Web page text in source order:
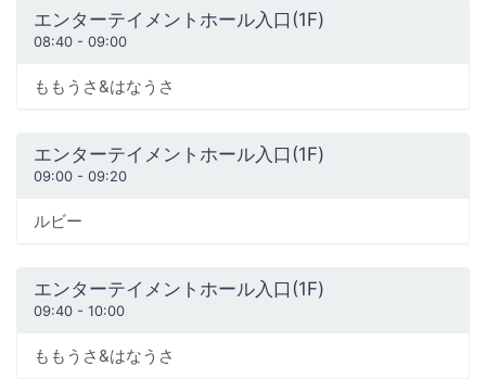
エンターテイメントホール入口(1F)
08:40 - 09:00
ももうさ&はなうさ
エンターテイメントホール入口(1F)
09:00 - 09:20
ルビー
エンターテイメントホール入口(1F)
09:40 - 10:00
ももうさ&はなうさ